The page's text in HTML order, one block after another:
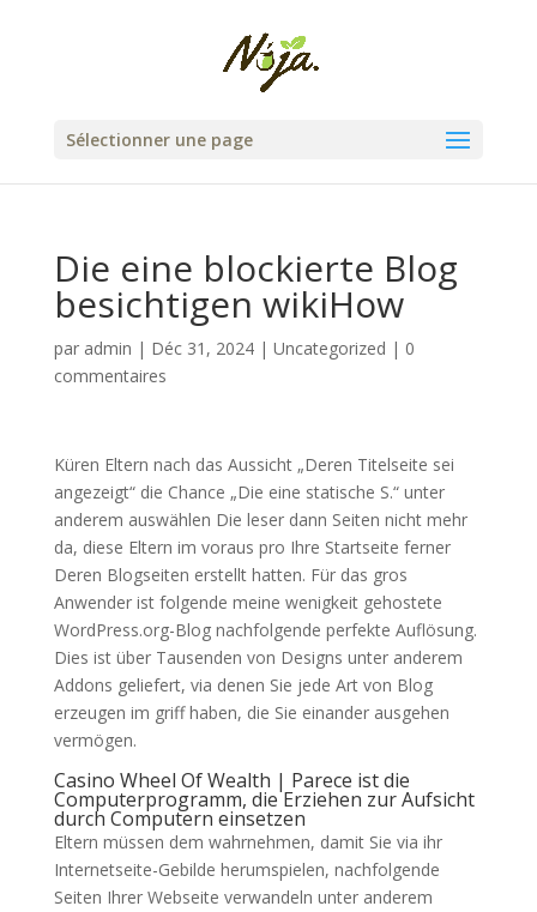
Sélectionner une page
Die eine blockierte Blog
besichtigen wikiHow
par admin | Déc 31, 2024| Uncategorized | 0
commentaires
Küren Eltern nach das Aussicht „Deren Titelseite sei
angezeigt“ die Chance „Die eine statische S.“ unter
anderem auswählen Die leser dann Seiten nicht mehr
da, diese Eltern im voraus pro Ihre Startseite ferner
Deren Blogseiten erstellt hatten. Für das gros
Anwender ist folgende meine wenigkeit gehostete
WordPress.org-Blog nachfolgende perfekte Auflösung.
Dies ist über Tausenden von Designs unter anderem
Addons geliefert, via denen Sie jede Art von Blog
erzeugen im griff haben, die Sie einander ausgehen
vermögen.
Casino Wheel Of Wealth | Parece ist die
Computerprogramm, die Erziehen zur Aufsicht
durch Computern einsetzen
Eltern müssen dem wahrnehmen, damit Sie via ihr
Internetseite-Gebilde herumspielen, nachfolgende
Seiten Ihrer Webseite verwandeln unter anderem